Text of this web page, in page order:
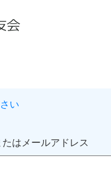
い
はメールアドレス